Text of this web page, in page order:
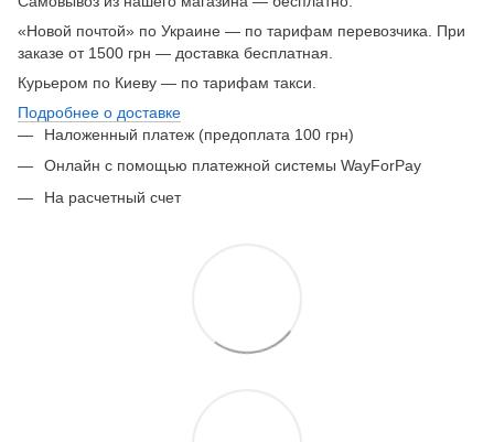
«Новой почтой» по Украине — по тарифам перевозчика. При
заказе от 1500 грн — доставка бесплатная.
Курьером по Киеву — по тарифам такси.
Подробнее о доставке
Наложенный платеж (предоплата 100 грн)
Онлайн с помощью платежной системы WayForPay
На расчетный счет